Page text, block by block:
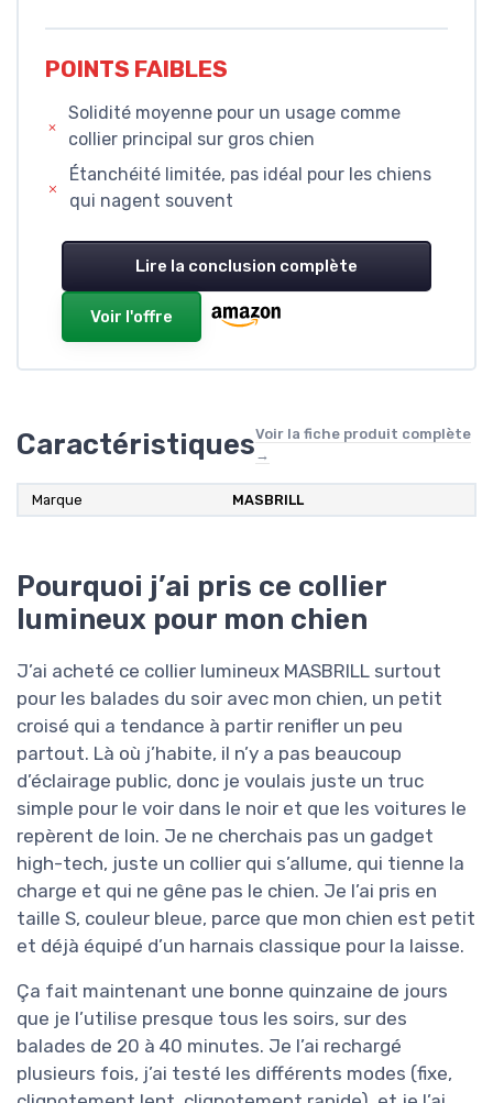
POINTS FAIBLES
Solidité moyenne pour un usage comme
collier principal sur gros chien
Étanchéité limitée, pas idéal pour les chiens
qui nagent souvent
Lire la conclusion complète
Voir l'offre
CaractéristiquesVoir la fiche produit complète
→
Marque MASBRILL
Pourquoi j’ai pris ce collier
lumineux pour mon chien
J’ai acheté ce collier lumineux MASBRILL surtout
pour les balades du soir avec mon chien, un petit
croisé qui a tendance à partir renifler un peu
partout. Là où j’habite, il n’y a pas beaucoup
d’éclairage public, donc je voulais juste un truc
simple pour le voir dans le noir et que les voitures le
repèrent de loin. Je ne cherchais pas un gadget
high-tech, juste un collier qui s’allume, qui tienne la
charge et qui ne gêne pas le chien. Je l’ai pris en
taille S, couleur bleue, parce que mon chien est petit
et déjà équipé d’un harnais classique pour la laisse.
Ça fait maintenant une bonne quinzaine de jours
que je l’utilise presque tous les soirs, sur des
balades de 20 à 40 minutes. Je l’ai rechargé
plusieurs fois, j’ai testé les différents modes (fixe,